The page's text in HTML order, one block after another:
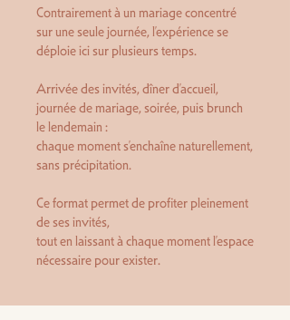
Contrairement à un mariage concentré
sur une seule journée, l’expérience se
déploie ici sur plusieurs temps.
Arrivée des invités, dîner d’accueil,
journée de mariage, soirée, puis brunch
le lendemain :
chaque moment s’enchaîne naturellement,
sans précipitation.
Ce format permet de profiter pleinement
de ses invités,
tout en laissant à chaque moment l’espace
nécessaire pour exister.